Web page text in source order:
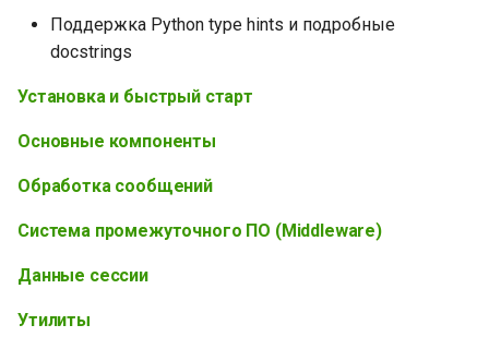
Поддержка Python type hints и подробные
docstrings
Установка и быстрый старт
Основные компоненты
Обработка сообщений
Система промежуточного ПО (Middleware)
Данные сессии
Утилиты